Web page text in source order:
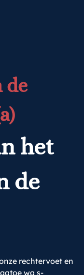
de
het
de
rechtervoet en
wa s-